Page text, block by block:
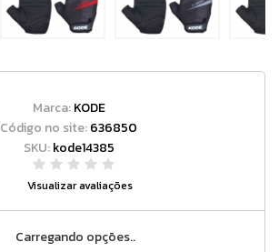
Marca:KODE
Código no site:636850
SKU:kode14385
Visualizar avaliações
Carregando opções..